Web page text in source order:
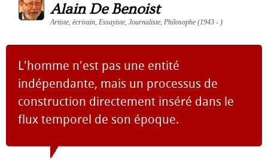
Alain De Benoist
Artiste, écrivain, Essayiste, Journaliste, Philosophe (1943 - )
L'homme n'est pas une entité
indépendante, mais un processus de
construction directement inséré dans le
flux temporel de son époque.